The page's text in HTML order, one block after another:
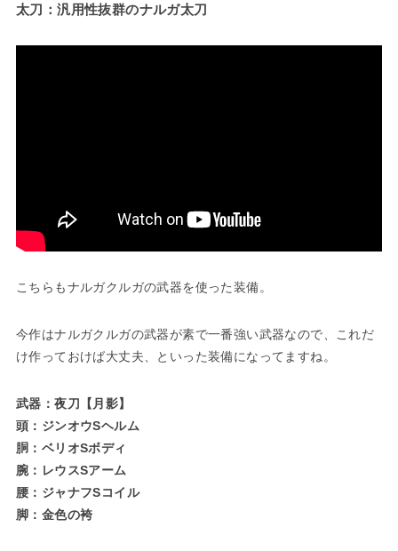
太刀：汎用性抜群のナルガ太刀
こちらもナルガクルガの武器を使った装備。
今作はナルガクルガの武器が素で一番強い武器なので、これだ
け作っておけば大丈夫、といった装備になってますね。
武器：夜刀【月影】
頭：ジンオウSヘルム
胴：ベリオSボディ
腕：レウスSアーム
腰：ジャナフSコイル
脚：金色の袴